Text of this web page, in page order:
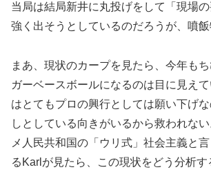
当局は結局新井に丸投げをして「現場
強く出そうとしているのだろうが、噴飯
まあ、現状のカープを見たら、今年も
ガーベースボールになるのは目に見え
はとてもプロの興行としては願い下げ
しとしている向きがいるから救われな
メ人民共和国の「ウリ式」社会主義と
るKarlが見たら、この現状をどう分析